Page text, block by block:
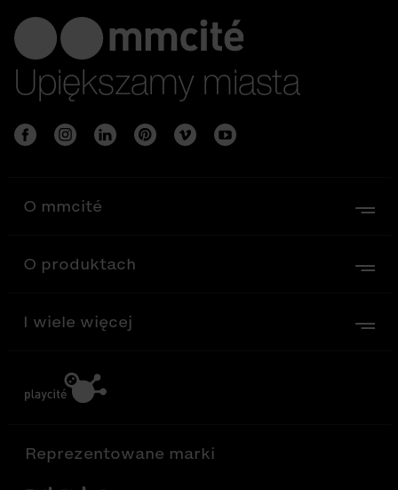
Upiększamy miasta
O mmcité
O produktach
I wiele więcej
Reprezentowane marki